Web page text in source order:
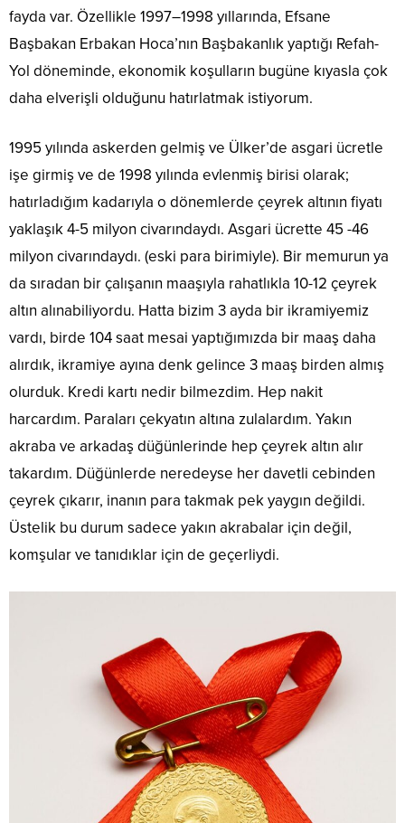
fayda var. Özellikle 1997–1998 yıllarında, Efsane
Başbakan Erbakan Hoca’nın Başbakanlık yaptığı Refah-
Yol döneminde, ekonomik koşulların bugüne kıyasla çok
daha elverişli olduğunu hatırlatmak istiyorum.
1995 yılında askerden gelmiş ve Ülker’de asgari ücretle
işe girmiş ve de 1998 yılında evlenmiş birisi olarak;
hatırladığım kadarıyla o dönemlerde çeyrek altının fiyatı
yaklaşık 4-5 milyon civarındaydı. Asgari ücrette 45 -46
milyon civarındaydı. (eski para birimiyle). Bir memurun ya
da sıradan bir çalışanın maaşıyla rahatlıkla 10-12 çeyrek
altın alınabiliyordu. Hatta bizim 3 ayda bir ikramiyemiz
vardı, birde 104 saat mesai yaptığımızda bir maaş daha
alırdık, ikramiye ayına denk gelince 3 maaş birden almış
olurduk. Kredi kartı nedir bilmezdim. Hep nakit
harcardım. Paraları çekyatın altına zulalardım. Yakın
akraba ve arkadaş düğünlerinde hep çeyrek altın alır
takardım. Düğünlerde neredeyse her davetli cebinden
çeyrek çıkarır, inanın para takmak pek yaygın değildi.
Üstelik bu durum sadece yakın akrabalar için değil,
komşular ve tanıdıklar için de geçerliydi.